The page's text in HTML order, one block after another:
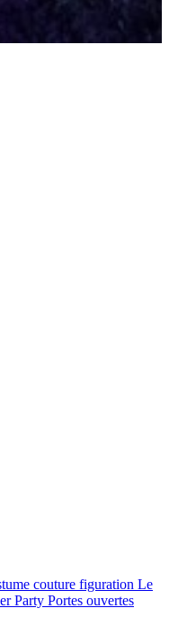
couture figuration Le
Party Portes ouvertes